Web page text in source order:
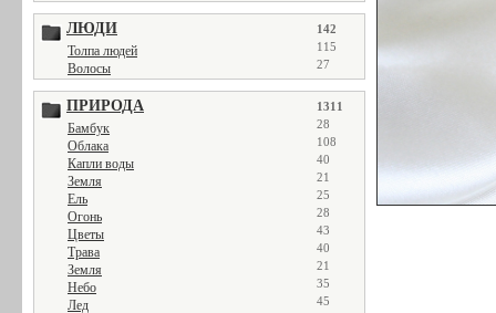
ЛЮДИ 142
Толпа людей 115
Волосы 27
ПРИРОДА 1311
Бамбук 28
Облака 108
Капли воды 40
Земля 21
Ель 25
Огонь 28
Цветы 43
Трава 40
Земля 21
Небо 35
Лед 45